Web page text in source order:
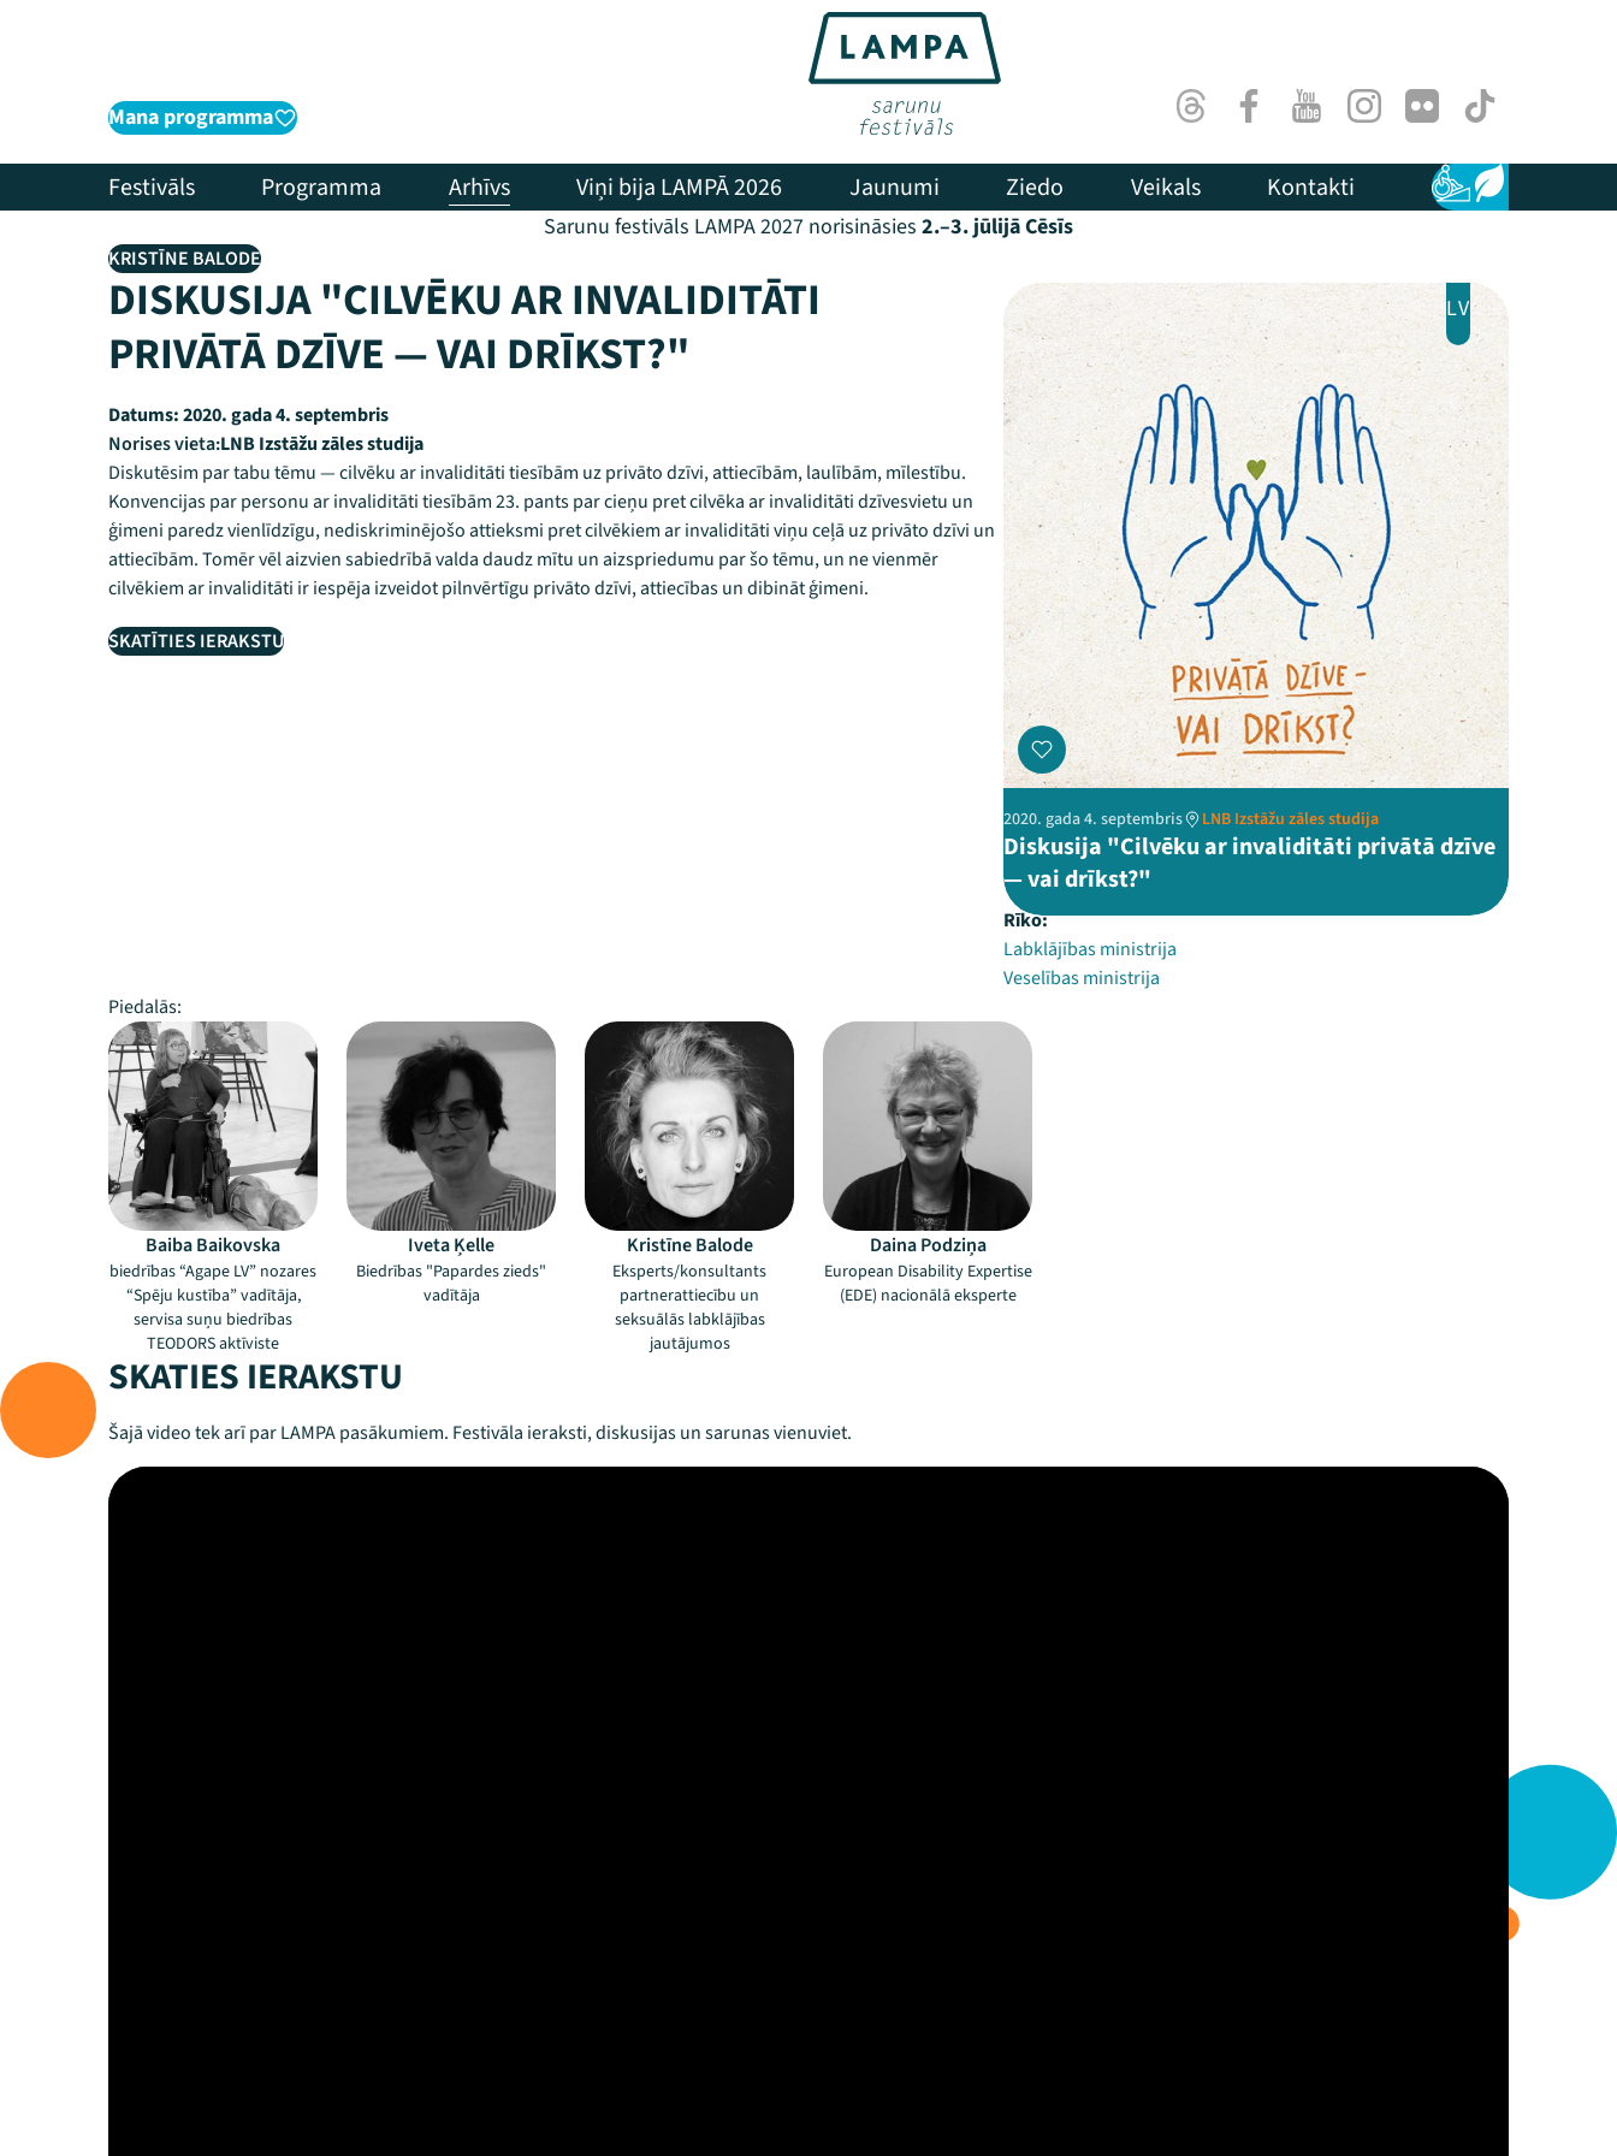
Mana programma ThreadsFacebookYoutubeInstagram
Flick TikTok
Festivāls Programma Arhīvs Viņi bija LAMPĀ 2026 Jaunumi Ziedo Veikals Kontakti Pieejamība
Ilgtspēja
Sarunu festivāls LAMPA 2027 norisināsies 2.–3. jūlijā Cēsīs
KRISTĪNE BALODE
DISKUSIJA "CILVĒKU AR INVALIDITĀTI
PRIVĀTĀ DZĪVE — VAI DRĪKST?"
Datums:2020. gada 4. septembris
Norises vieta:LNB Izstāžu zāles studija
Diskutēsim par tabu tēmu — cilvēku ar invaliditāti tiesībām uz privāto dzīvi, attiecībām, laulībām, mīlestību.
Konvencijas par personu ar invaliditāti tiesībām 23. pants par cieņu pret cilvēka ar invaliditāti dzīvesvietu un
ģimeni paredz vienlīdzīgu, nediskriminējošo attieksmi pret cilvēkiem ar invaliditāti viņu ceļā uz privāto dzīvi un
attiecībām. Tomēr vēl aizvien sabiedrībā valda daudz mītu un aizspriedumu par šo tēmu, un ne vienmēr
cilvēkiem ar invaliditāti ir iespēja izveidot pilnvērtīgu privāto dzīvi, attiecības un dibināt ģimeni.
SKATĪTIES IERAKSTU
LV
2020. gada 4. septembris LNB Izstāžu zāles studija
Diskusija "Cilvēku ar invaliditāti privātā dzīve
— vai drīkst?"
Rīko:
Labklājības ministrija
Veselības ministrija
Piedalās:
Baiba Baikovska
biedrības “Agape LV” nozares
“Spēju kustība” vadītāja,
servisa suņu biedrības
TEODORS aktīviste
Iveta Ķelle
Biedrības "Papardes zieds"
vadītāja
Kristīne Balode
Eksperts/konsultants
partnerattiecību un
seksuālās labklājības
jautājumos
Daina Podziņa
European Disability Expertise
(EDE) nacionālā eksperte
SKATIES IERAKSTU
Šajā video tek arī par LAMPA pasākumiem. Festivāla ieraksti, diskusijas un sarunas vienuviet.